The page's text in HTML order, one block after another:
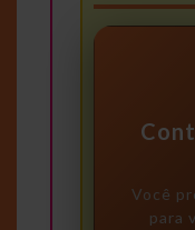
Você
para